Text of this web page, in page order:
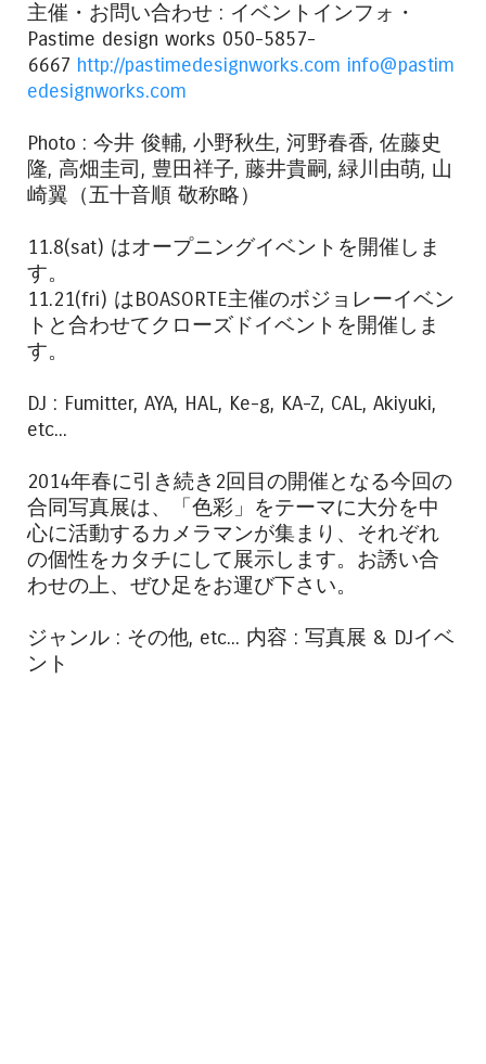
主催・お問い合わせ : イベントインフォ・
Pastime design works 050-5857-
6667 http://pastimedesignworks.com info@pastim
edesignworks.com
Photo : 今井 俊輔, 小野秋生, 河野春香, 佐藤史
隆, 高畑圭司, 豊田祥子, 藤井貴嗣, 緑川由萌, 山
崎翼（五十音順 敬称略）
11.8(sat) はオープニングイベントを開催しま
す。
11.21(fri) はBOASORTE主催のボジョレーイベン
トと合わせてクローズドイベントを開催しま
す。
DJ : Fumitter, AYA, HAL, Ke-g, KA-Z, CAL, Akiyuki,
etc...
2014年春に引き続き2回目の開催となる今回の
合同写真展は、「色彩」をテーマに大分を中
心に活動するカメラマンが集まり、それぞれ
の個性をカタチにして展示します。お誘い合
わせの上、ぜひ足をお運び下さい。
ジャンル : その他, etc... 内容 : 写真展 & DJイベ
ント